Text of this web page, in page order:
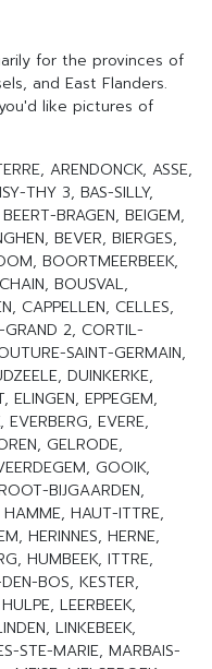
for the provinces of
and East Flanders.
like pictures of
ARENDONCK, ASSE,
THY 3, BAS-SILLY,
BRAGEN, BEIGEM,
BEVER, BIERGES,
BOORTMEERBEEK,
BOUSVAL,
CAPPELLEN, CELLES,
2, CORTIL-
SAINT-GERMAIN,
DUINKERKE,
ELINGEN, EPPEGEM,
EVERBERG, EVERE,
GELRODE,
GOOIK,
BIJGAARDEN,
HAUT-ITTRE,
HERINNES, HERNE,
HUMBEEK, ITTRE,
BOS, KESTER,
LEERBEEK,
LINKEBEEK,
STE-MARIE, MARBAIS-